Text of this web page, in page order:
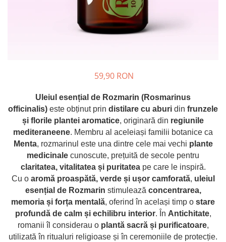
8 Mituri despre uleiurile esențiale
Ce trebuie sa stim atunci cand
TOP 6 uleiuri Esentiale pentru a
combate Depresia
Imbratiseaza Toamna
Aromele Sarbatorilor de Iarna
Self love* In Asteptarea Soarelui
Pericole_vs_beneficii
59,90 RON
Uleiul esențial de Rozmarin (Rosmarinus
officinalis) este obținut prin distilare cu aburi din frunzele
și florile plantei aromatice, originară din regiunile
mediteraneene. Membru al aceleiași familii botanice ca
Menta, rozmarinul este una dintre cele mai vechi plante
medicinale cunoscute, prețuită de secole pentru
claritatea, vitalitatea și puritateape care le inspiră.
Cu o aromă proaspătă, verde și ușor camforată, uleiul
esențial de Rozmarin stimulează concentrarea,
memoria și forța mentală, oferind în același timp o stare
profundă de calm și echilibru interior. În Antichitate,
romanii îl considerau o plantă sacră și purificatoare,
utilizată în ritualuri religioase și în ceremoniile de protecție.